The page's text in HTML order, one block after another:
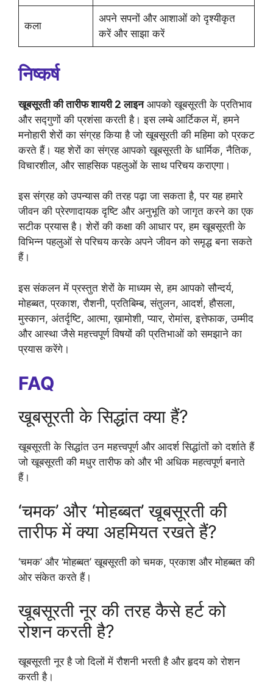
कला
अपने सपनों और आशाओं को दृश्यीकृत
करें और साझा करें
निष्कर्ष
खूबसूरती की तारीफ शायरी 2 लाइनआपको खूबसूरती के प्रतिभाव
और सद्गुणों की प्रशंसा करती है। इस लम्बे आर्टिकल में, हमने
मनोहारी शेरों का संग्रह किया है जो खूबसूरती की महिमा को प्रकट
करते हैं। यह शेरों का संग्रह आपको खूबसूरती के धार्मिक, नैतिक,
विचारशील, और साहसिक पहलुओं के साथ परिचय कराएगा।
इस संग्रह को उपन्यास की तरह पढ़ा जा सकता है, पर यह हमारे
जीवन की प्रेरणादायक दृष्टि और अनुभूति को जागृत करने का एक
सटीक प्रयास है। शेरों की कक्षा की आधार पर, हम खूबसूरती के
विभिन्न पहलुओं से परिचय करके अपने जीवन को समृद्ध बना सकते
हैं।
इस संकलन में प्रस्तुत शेरों के माध्यम से, हम आपको सौन्दर्य,
मोहब्बत, प्रकाश, रौशनी, प्रतिबिम्ब, संतुलन, आदर्श, हौसला,
मुस्कान, अंतर्दृष्टि, आत्मा, ख़ामोशी, प्यार, रोमांस, इत्तेफाक, उम्मीद
और आस्था जैसे महत्त्वपूर्ण विषयों की प्रतिभाओं को समझाने का
प्रयास करेंगे।
FAQ
खूबसूरती के सिद्धांत क्या हैं?
खूबसूरती के सिद्धांत उन महत्त्वपूर्ण और आदर्श सिद्धांतों को दर्शाते हैं
जो खूबसूरती की मधुर तारीफ को और भी अधिक महत्वपूर्ण बनाते
हैं।
‘चमक’ और ‘मोहब्बत’ खूबसूरती की
तारीफ में क्या अहमियत रखते हैं?
‘चमक’ और ‘मोहब्बत’ खूबसूरती को चमक, प्रकाश और मोहब्बत की
ओर संकेत करते हैं।
खूबसूरती नूर की तरह कैसे हर्ट को
रोशन करती है?
खूबसूरती नूर है जो दिलों में रौशनी भरती है और हृदय को रोशन
करती है।